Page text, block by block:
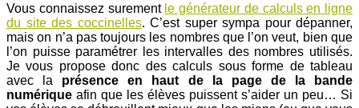
Vous connaissez surement le générateur de calculs en ligne
du site des coccinelles. C’est super sympa pour dépanner,
mais on n’a pas toujours les nombres que l’on veut, bien que
l’on puisse paramétrer les intervalles des nombres utilisés.
Je vous propose donc des calculs sous forme de tableau
avec la présence en haut de la page de la bande
numérique afin que les élèves puissent s’aider un peu… Si